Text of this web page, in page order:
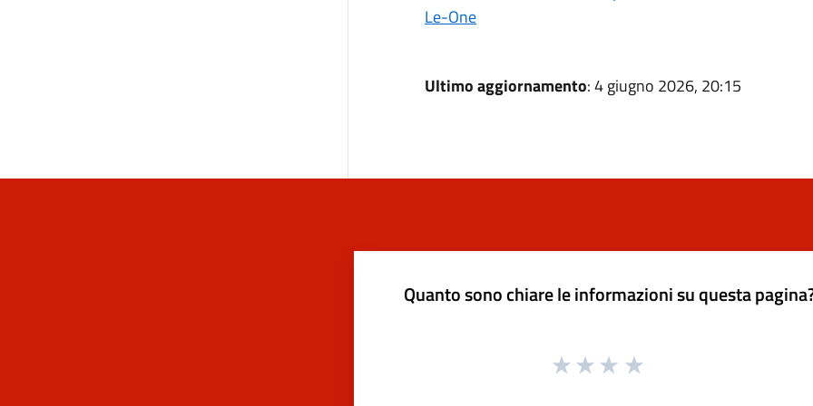
Le-One
Ultimo aggiornamento: 4 giugno 2026, 20:15
Quanto sono chiare le informazioni su questa